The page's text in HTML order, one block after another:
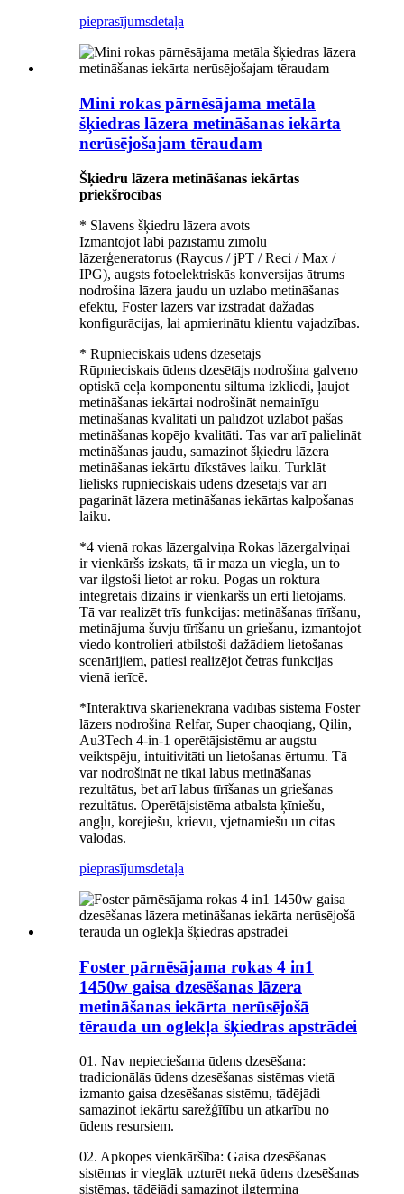
pieprasījumsdetaļa
Mini rokas pārnēsājama metāla
šķiedras lāzera metināšanas iekārta
nerūsējošajam tēraudam
Šķiedru lāzera metināšanas iekārtas
priekšrocības
* Slavens šķiedru lāzera avots
Izmantojot labi pazīstamu zīmolu
lāzerģeneratorus (Raycus / jPT / Reci / Max /
IPG), augsts fotoelektriskās konversijas ātrums
nodrošina lāzera jaudu un uzlabo metināšanas
efektu, Foster lāzers var izstrādāt dažādas
konfigurācijas, lai apmierinātu klientu vajadzības.
* Rūpnieciskais ūdens dzesētājs
Rūpnieciskais ūdens dzesētājs nodrošina galveno
optiskā ceļa komponentu siltuma izkliedi, ļaujot
metināšanas iekārtai nodrošināt nemainīgu
metināšanas kvalitāti un palīdzot uzlabot pašas
metināšanas kopējo kvalitāti. Tas var arī palielināt
metināšanas jaudu, samazinot šķiedru lāzera
metināšanas iekārtu dīkstāves laiku. Turklāt
lielisks rūpnieciskais ūdens dzesētājs var arī
pagarināt lāzera metināšanas iekārtas kalpošanas
laiku.
*4 vienā rokas lāzergalviņa Rokas lāzergalviņai
ir vienkāršs izskats, tā ir maza un viegla, un to
var ilgstoši lietot ar roku. Pogas un roktura
integrētais dizains ir vienkāršs un ērti lietojams.
Tā var realizēt trīs funkcijas: metināšanas tīrīšanu,
metinājuma šuvju tīrīšanu un griešanu, izmantojot
viedo kontrolieri atbilstoši dažādiem lietošanas
scenārijiem, patiesi realizējot četras funkcijas
vienā ierīcē.
*Interaktīvā skārienekrāna vadības sistēma Foster
lāzers nodrošina Relfar, Super chaoqiang, Qilin,
Au3Tech 4-in-1 operētājsistēmu ar augstu
veiktspēju, intuitivitāti un lietošanas ērtumu. Tā
var nodrošināt ne tikai labus metināšanas
rezultātus, bet arī labus tīrīšanas un griešanas
rezultātus. Operētājsistēma atbalsta ķīniešu,
angļu, korejiešu, krievu, vjetnamiešu un citas
valodas.
pieprasījumsdetaļa
Foster pārnēsājama rokas 4 in1
1450w gaisa dzesēšanas lāzera
metināšanas iekārta nerūsējošā
tērauda un oglekļa šķiedras apstrādei
01. Nav nepieciešama ūdens dzesēšana:
tradicionālās ūdens dzesēšanas sistēmas vietā
izmanto gaisa dzesēšanas sistēmu, tādējādi
samazinot iekārtu sarežģītību un atkarību no
ūdens resursiem.
02. Apkopes vienkāršība: Gaisa dzesēšanas
sistēmas ir vieglāk uzturēt nekā ūdens dzesēšanas
sistēmas, tādējādi samazinot ilgtermiņa